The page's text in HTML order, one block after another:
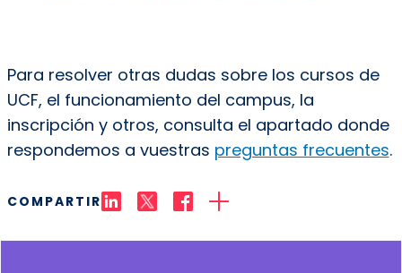
Para resolver otras dudas sobre los cursos de
UCF, el funcionamiento del campus, la
inscripción y otros, consulta el apartado donde
respondemos a vuestras preguntas frecuentes.
COMPARTIR